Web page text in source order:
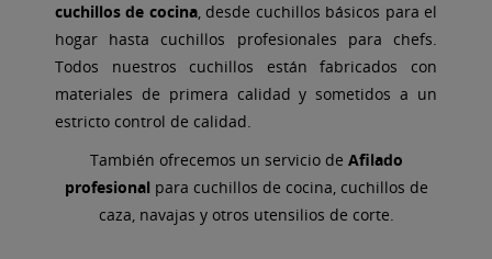
cuchillos de cocina, desde cuchillos básicos para el
hogar hasta cuchillos profesionales para chefs.
Todos nuestros cuchillos están fabricados con
materiales de primera calidad y sometidos a un
estricto control de calidad.
También ofrecemos un servicio de Afilado
profesional para cuchillos de cocina, cuchillos de
caza, navajas y otros utensilios de corte.